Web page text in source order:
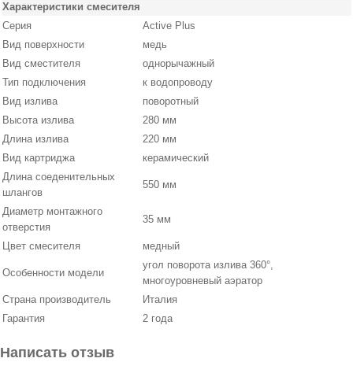
Характеристики смесителя
Серия
Active Plus
Вид поверхности
медь
Вид сместителя
однорычажный
Тип подключения
к водопроводу
Вид излива
поворотный
Высота излива
280 мм
Длина излива
220 мм
Вид картриджа
керамический
Длина соеденительных
шлангов
550 мм
Диаметр монтажного
отверстия
35 мм
Цвет смесителя медный
Особенности модели
угол поворота излива 360°,
многоуровневый аэратор
Страна производитель
Италия
Гарантия
2 года
Написать отзыв